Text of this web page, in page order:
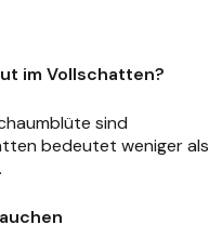
im Vollschatten?
sind
bedeutet weniger als